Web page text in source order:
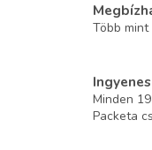
Több
Minden
Packeta